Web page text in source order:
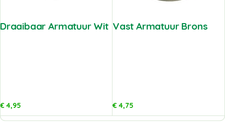
Draaibaar Armatuur Wit
€4,95
Vast Armatuur Brons
€4,75